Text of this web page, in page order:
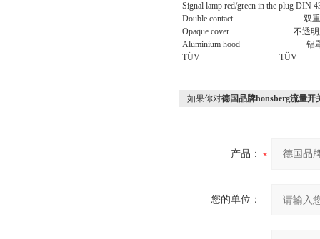
Signal lamp red/green in the plug
Double contact 双
Opaque cover 不透
Aluminium hood 铝
TÜV TÜV
如果你对德国品牌honsberg流量开
产品：
您的单位：